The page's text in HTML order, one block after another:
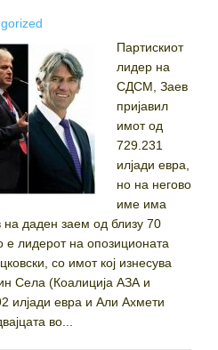
Партискиот
лидер на
СДСМ, Заев
пријавил
имот од
729.231
илјади евра,
но на негово
име има
даден заем од близу 70
е лидерот на опозиционата
со имот кој изнесува
Села (Коалиција АЗА и
илјади евра и Али Ахмети
во...